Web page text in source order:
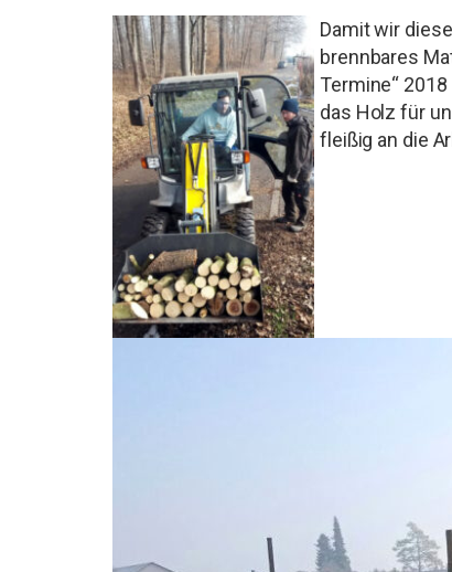
Damit wir
brennbares
Termine“
das Holz für
fleißig an die